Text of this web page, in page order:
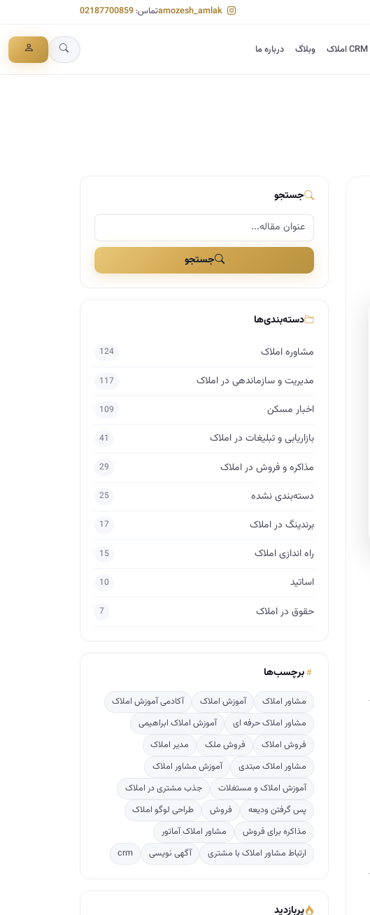
تماس: 02187700859
CRM املاک وبلاگ درباره ما
جستجو
جستجو
دسته‌بندی‌ها
مشاوره املاک 124
مدیریت و سازماندهی در املاک 117
اخبار مسکن 109
بازاریابی و تبلیغات در املاک 41
مذاکره و فروش در املاک 29
دسته‌بندی نشده 25
برندینگ در املاک 17
راه اندازی املاک 15
اساتید 10
حقوق در املاک 7
برچسب‌ها
مشاور املاک آموزش املاک
آکادمی آموزش املاک
مشاور املاک حرفه ای
آموزش املاک ابراهیمی
فروش املاک
فروش ملک
مدیر املاک
مشاور املاک مبتدی
آموزش مشاور املاک
آموزش املاک و مستغلات
جذب مشتری در املاک
پس گرفتن ودیعه
فروش
طراحی لوگو املاک
مذاکره برای فروش
مشاور املاک آماتور
ارتباط مشاور املاک با مشتری
آگهی نویسی crm
پربازدید